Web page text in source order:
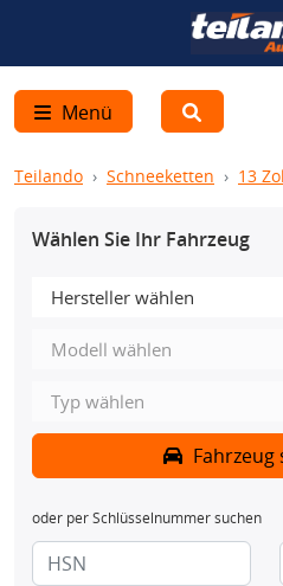
Menü
Teilando Schneeketten 13
Wählen Sie Ihr Fahrzeug
Fahrzeug
oder per Schlüsselnummer suchen